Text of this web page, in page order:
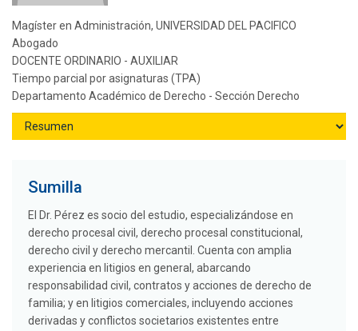
Magíster en Administración, UNIVERSIDAD DEL PACIFICO
Abogado
DOCENTE ORDINARIO - AUXILIAR
Tiempo parcial por asignaturas (TPA)
Departamento Académico de Derecho - Sección Derecho
Sumilla
El Dr. Pérez es socio del estudio, especializándose en
derecho procesal civil, derecho procesal constitucional,
derecho civil y derecho mercantil. Cuenta con amplia
experiencia en litigios en general, abarcando
responsabilidad civil, contratos y acciones de derecho de
familia; y en litigios comerciales, incluyendo acciones
derivadas y conflictos societarios existentes entre